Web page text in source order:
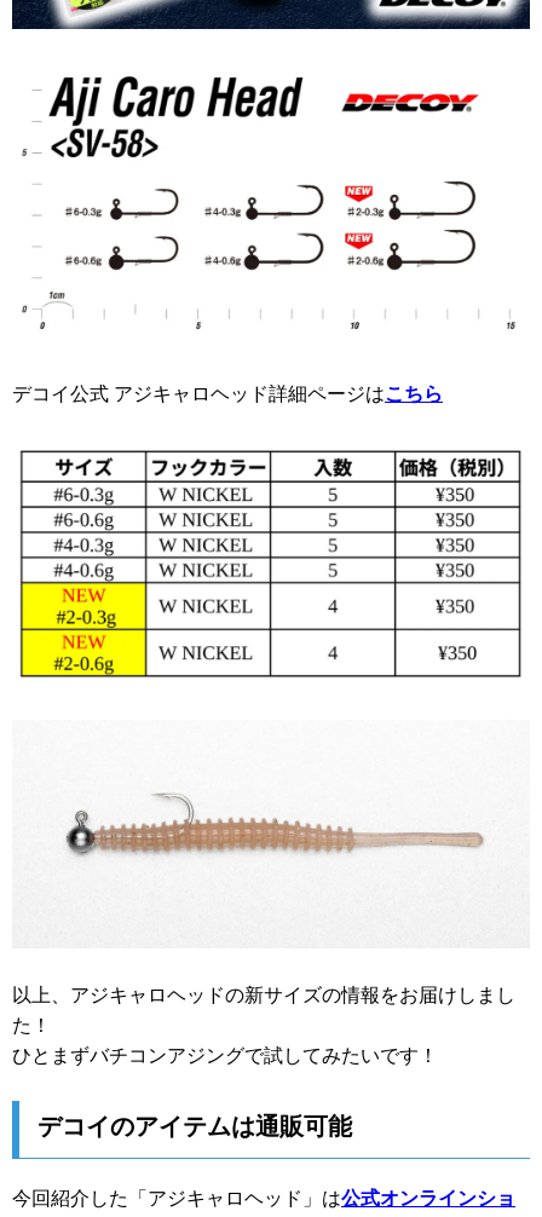
デコイ公式 アジキャロヘッド詳細ページはこちら
以上、アジキャロヘッドの新サイズの情報をお届けしまし
た！
ひとまずバチコンアジングで試してみたいです！
デコイのアイテムは通販可能
今回紹介した「アジキャロヘッド」は公式オンラインショ